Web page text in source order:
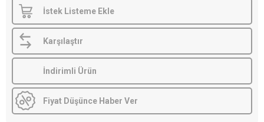
İstek Listeme Ekle
Karşılaştır
İndirimli Ürün
Fiyat Düşünce Haber Ver